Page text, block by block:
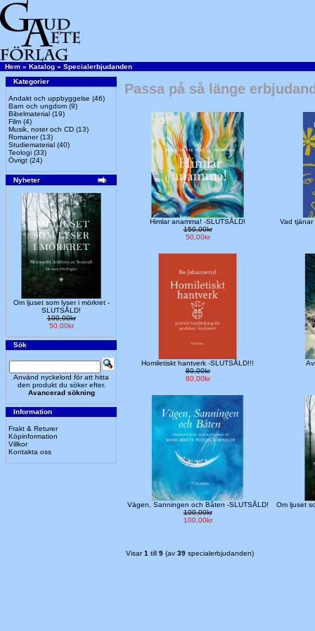
Hem » Katalog » Specialerbjudanden
Kategorier
Andakt och uppbyggelse (46)
Barn och ungdom (9)
Bibelmaterial (19)
Film (4)
Musik, noter och CD (13)
Romaner(13)
Studiematerial (40)
Teologi (33)
Övrigt (24)
Nyheter
Om ljuset som lyser i mörkret -
SLUTSÅLD!
100,00kr
50,00kr
Sök
Använd nyckelord för att hitta
den produkt du söker efter.
Avancerad sökning
Information
Frakt & Returer
Köpinformation
Villkor
Kontakta oss
Passa på så länge
Himlar anamma! -SLUTSÅLD!
150,00kr
50,00kr
Vad tjänar
Homiletiskt hantverk -SLUTSÅLD!!!
80,00kr
80,00kr
Vägen, Sanningen och Båten -SLUTSÅLD!
100,00kr
100,00kr
Om ljuset
Visar1 till 9 (av 39 specialerbjudanden)